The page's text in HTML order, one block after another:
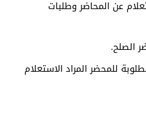
عن المحاضر وطلبات
الصلح.
للمحضر المراد الاستعلام